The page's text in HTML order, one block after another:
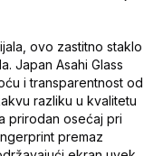
ovo zastitno staklo
Japan Asahi Glass
i transparentnost od
razliku u kvalitetu
prirodan osećaj pri
premaz